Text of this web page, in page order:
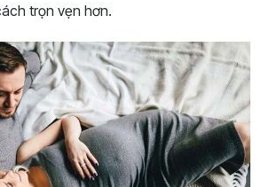
trọn vẹn hơn.